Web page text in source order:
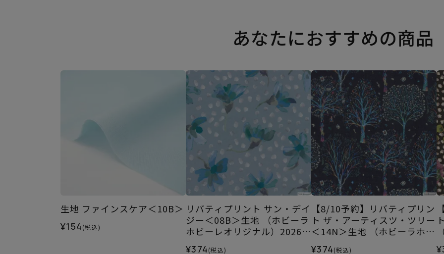
あなたにおすすめの商品
生地 ファインスケア＜10B＞
¥154(税込)
リバティプリント サン・デイ
ジー＜08B＞生地 （ホビーラ
ホビーレオリジナル）2026S
¥374(税込)
【8/10予約】リバティプリン
ト ザ・アーティスツ・ツリー
＜14N＞生地 （ホビーラホビ
¥374(税込)